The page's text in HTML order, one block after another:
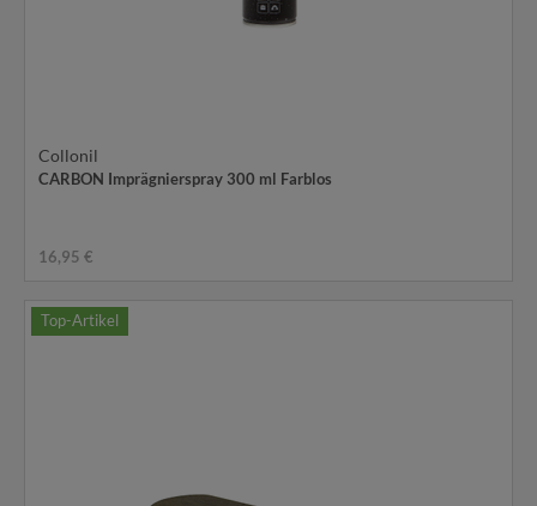
Collonil
CARBON Imprägnierspray 300 ml Farblos
16,95 €
Top-Artikel